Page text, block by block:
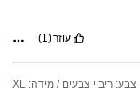
עוזר(1)
צבע: ריבוי צבעים / מידה: XL